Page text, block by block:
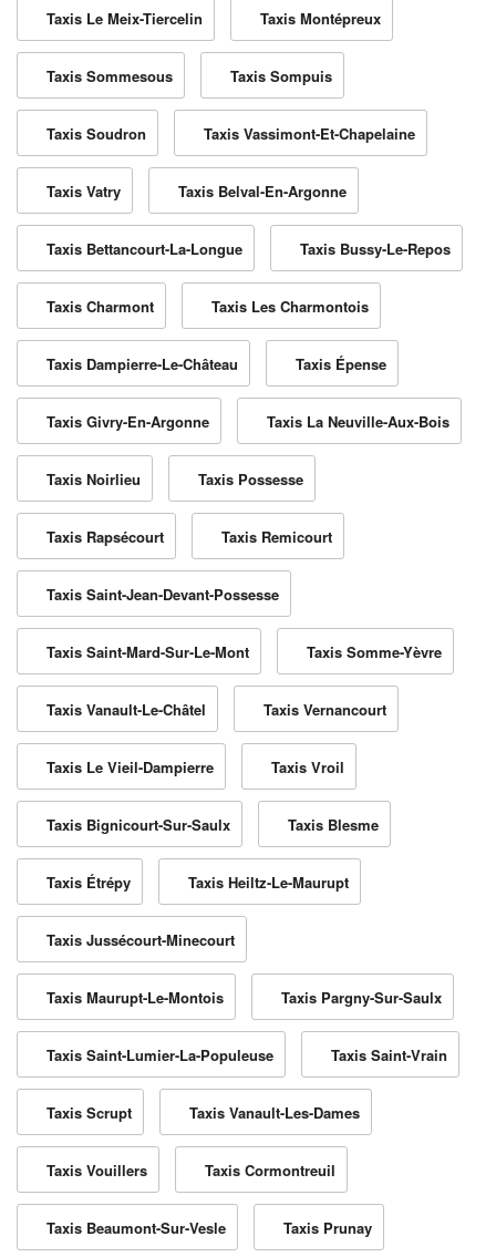
Taxis Le Meix-Tiercelin Taxis Montépreux
Taxis Sommesous Taxis Sompuis
Taxis Soudron Taxis Vassimont-Et-Chapelaine
Taxis Vatry Taxis Belval-En-Argonne
Taxis Bettancourt-La-Longue Taxis Bussy-Le-Repos
Taxis Charmont Taxis Les Charmontois
Taxis Dampierre-Le-Château Taxis Épense
Taxis Givry-En-Argonne Taxis La Neuville-Aux-Bois
Taxis Noirlieu Taxis Possesse
Taxis Rapsécourt Taxis Remicourt
Taxis Saint-Jean-Devant-Possesse
Taxis Saint-Mard-Sur-Le-Mont Taxis Somme-Yèvre
Taxis Vanault-Le-Châtel Taxis Vernancourt
Taxis Le Vieil-Dampierre Taxis Vroil
Taxis Bignicourt-Sur-Saulx Taxis Blesme
Taxis Étrépy Taxis Heiltz-Le-Maurupt
Taxis Jussécourt-Minecourt
Taxis Maurupt-Le-Montois Taxis Pargny-Sur-Saulx
Taxis Saint-Lumier-La-Populeuse Taxis Saint-Vrain
Taxis Scrupt Taxis Vanault-Les-Dames
Taxis Vouillers Taxis Cormontreuil
Taxis Beaumont-Sur-Vesle Taxis Prunay